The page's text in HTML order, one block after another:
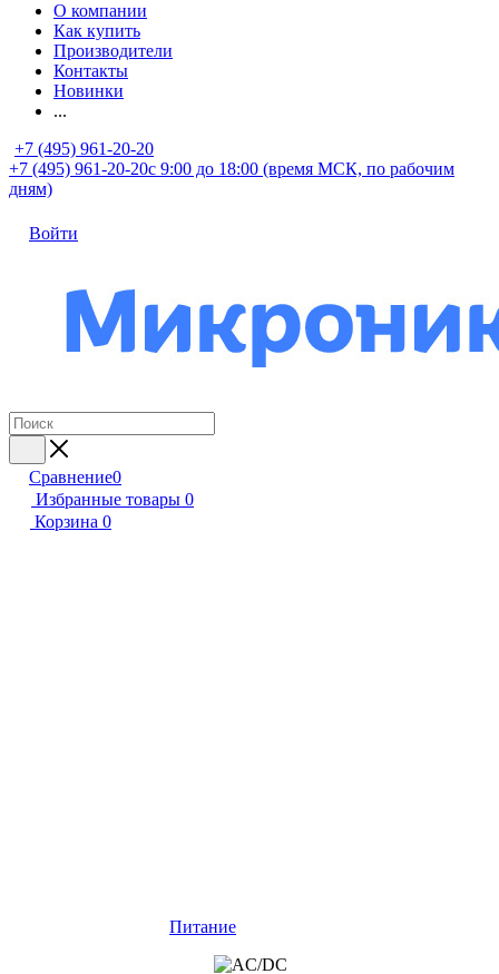
О компании
Как купить
Производители
Контакты
Новинки
...
+7 (495) 961-20-20
+7 (495) 961-20-20с 9:00 до 18:00 (время МСК, по рабочим
дням)
Войти
Сравнение0
Избранные товары 0
Корзина 0
Питание